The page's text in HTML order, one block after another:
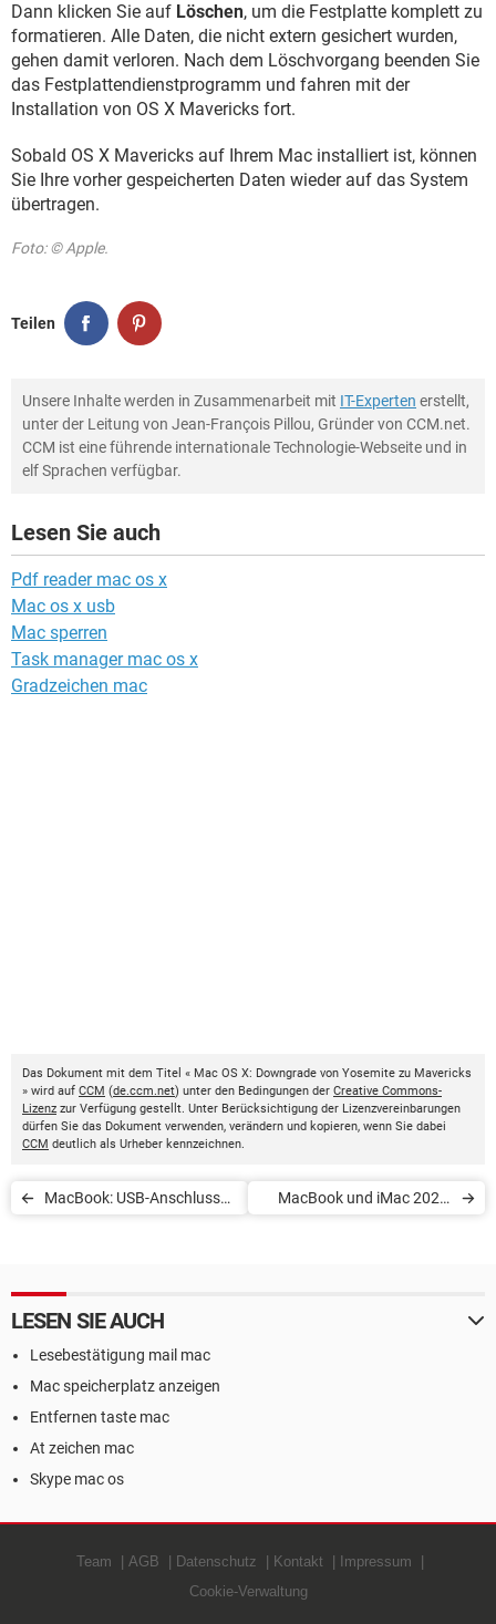
Dann klicken Sie auf Löschen, um die Festplatte komplett zu
formatieren. Alle Daten, die nicht extern gesichert wurden,
gehen damit verloren. Nach dem Löschvorgang beenden Sie
das Festplattendienstprogramm und fahren mit der
Installation von OS X Mavericks fort.
Sobald OS X Mavericks auf Ihrem Mac installiert ist, können
Sie Ihre vorher gespeicherten Daten wieder auf das System
übertragen.
Foto: © Apple.
Teilen
Unsere Inhalte werden in Zusammenarbeit mit IT-Experten erstellt,
unter der Leitung von Jean-François Pillou, Gründer von CCM.net.
CCM ist eine führende internationale Technologie-Webseite und in
elf Sprachen verfügbar.
Lesen Sie auch
Pdf reader mac os x
Mac os x usb
Mac sperren
Task manager mac os x
Gradzeichen mac
Das Dokument mit dem Titel « Mac OS X: Downgrade von Yosemite zu Mavericks
» wird auf CCM (de.ccm.net) unter den Bedingungen der Creative Commons-
Lizenz zur Verfügung gestellt. Unter Berücksichtigung der Lizenzvereinbarungen
dürfen Sie das Dokument verwenden, verändern und kopieren, wenn Sie dabei
CCM deutlich als Urheber kennzeichnen.
MacBook: USB-Anschluss
MacBook und iMac 2023:
LESEN SIE AUCH
Lesebestätigung mail mac
Mac speicherplatz anzeigen
Entfernen taste mac
At zeichen mac
Skype mac os
Team AGB Datenschutz Kontakt
Impressum
Cookie-Verwaltung